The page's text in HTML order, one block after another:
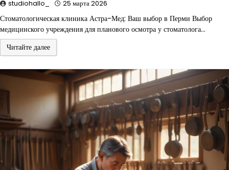
studiohallo_ 25 марта 2026
Стоматологическая клиника Астра-Мед: Ваш выбор в Перми Выбор
медицинского учреждения для планового осмотра у стоматолога…
Читайте далее